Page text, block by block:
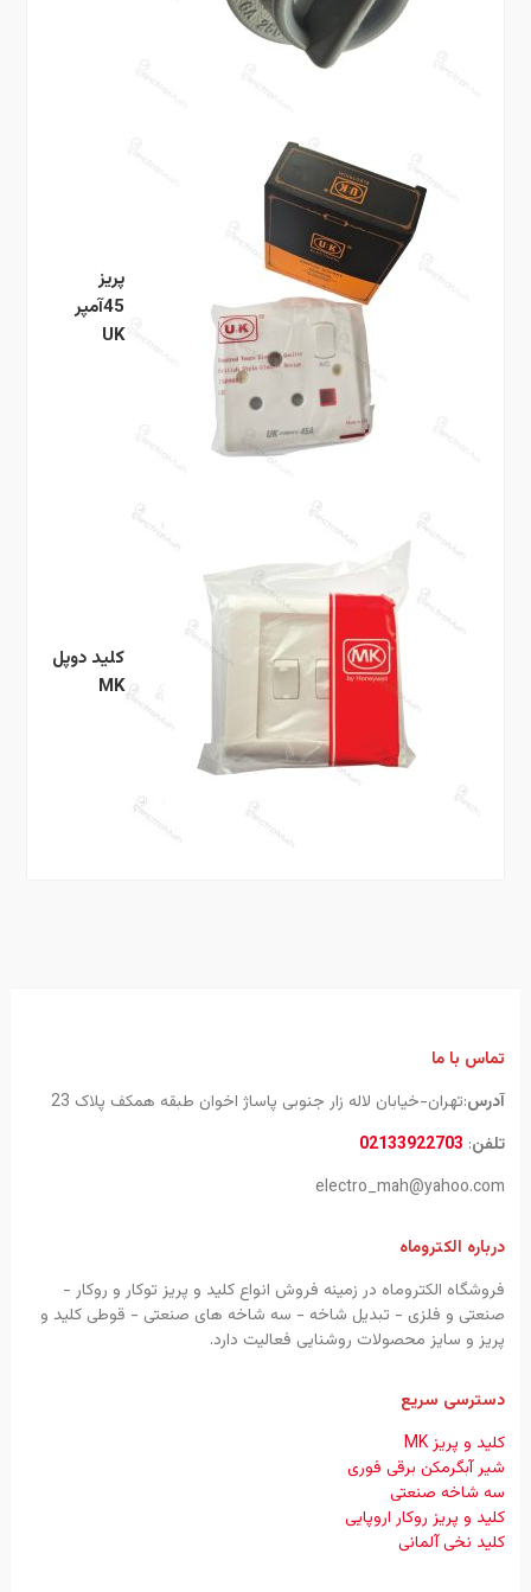
پریز
45آمپر
UK
کلید دوپل
MK
تماس با ما
آدرس:تهران-خیابان لاله زار جنوبی پاساژ اخوان طبقه همکف پلاک 23
تلفن:
02133922703
electro_mah@yahoo.com
درباره الکتروماه
فروشگاه الکتروماه در زمینه فروش انواع کلید و پریز توکار و روکار -
صنعتی و فلزی - تبدیل شاخه - سه شاخه های صنعتی - قوطی کلید و
پریز و سایز محصولات روشنایی فعالیت دارد.
دسترسی سریع
کلید و پریز MK
شیر آبگرمکن برقی فوری
سه شاخه صنعتی
کلید و پریز روکار اروپایی
کلید نخی آلمانی